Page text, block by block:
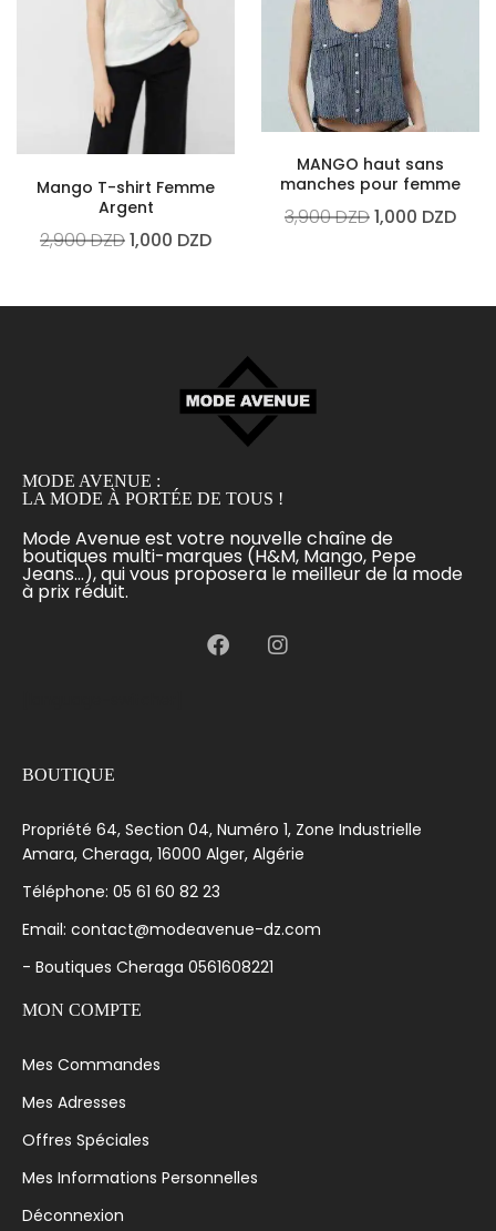
Mango T-shirt Femme
Argent
2,900DZD1,000 DZD
MANGO haut sans
manches pour femme
3,900DZD1,000 DZD
MODE AVENUE :
LA MODE À PORTÉE DE TOUS !
Mode Avenue est votre nouvelle chaîne de
boutiques multi-marques (H&M, Mango, Pepe
Jeans...), qui vous proposera le meilleur de la mode
à prix réduit.
BOUTIQUE
Propriété 64, Section 04, Numéro 1, Zone Industrielle
Amara, Cheraga, 16000 Alger, Algérie
Téléphone: 05 61 60 82 23
Email: contact@modeavenue-dz.com
- Boutiques Cheraga 0561608221
MON COMPTE
Mes Commandes
Mes Adresses
Offres Spéciales
Mes Informations Personnelles
Déconnexion